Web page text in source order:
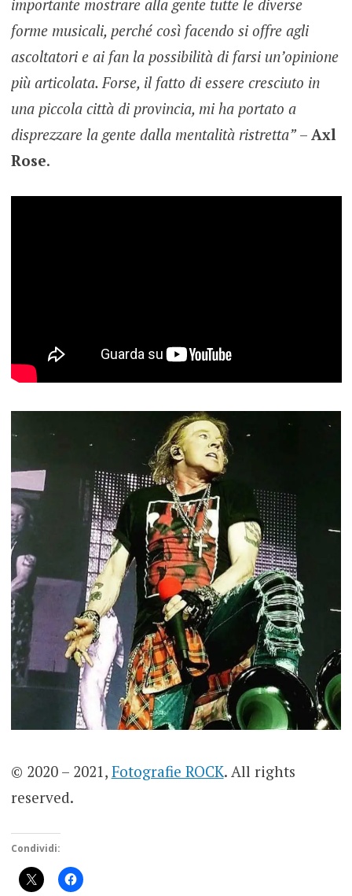
importante mostrare alla gente tutte le diverse
forme musicali, perché così facendo si offre agli
ascoltatori e ai fan la possibilità di farsi un’opinione
più articolata.Forse, il fatto di essere cresciuto in
una piccola città di provincia, mi ha portato a
disprezzare la gente dalla mentalità ristretta”– Axl
Rose.
© 2020 – 2021, Fotografie ROCK. All rights
reserved.
Condividi: